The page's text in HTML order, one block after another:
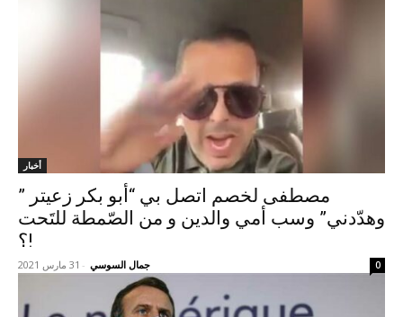
أخبار
مصطفى لخصم اتصل بي “أبو بكر زعيتر ”
وهدّدني” وسب أمي والدين و من الصّمطة للتَحت
!؟
جمال السوسي - 31 مارس 2021 0